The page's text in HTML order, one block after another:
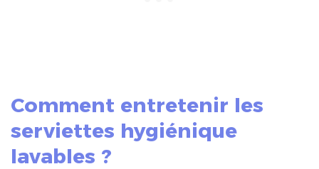
Comment entretenir les
serviettes hygiénique
lavables ?